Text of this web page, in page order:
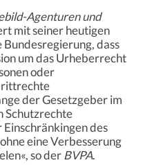
Agenturen und
mit seiner heutigen
dass
um das Urheberrecht
oder
der Gesetzgeber im
Schutzrechte
des
eine Verbesserung
so derBVPA.